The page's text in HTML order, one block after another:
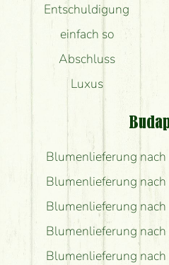
Entschuldigung
einfach so
Abschluss
Luxus
Blumenlieferung
Blumenlieferung
Blumenlieferung
Blumenlieferung
Blumenlieferung